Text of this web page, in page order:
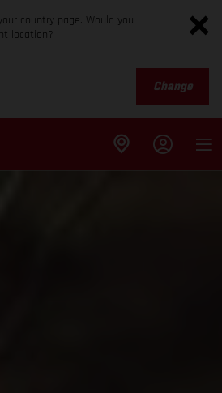
country page. Would you
location?
Change